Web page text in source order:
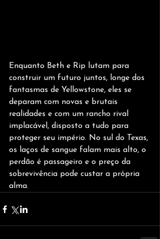
Enquanto Beth e Rip lutam para
construir um futuro juntos, longe dos
fantasmas de Yellowstone, eles se
deparam com novas e brutais
realidades e com um rancho rival
implacável, disposto a tudo para
proteger seu império. No sul do Texas,
os laços de sangue falam mais alto, o
perdão é passageiro e o preço da
sobrevivência pode custar a própria
alma.